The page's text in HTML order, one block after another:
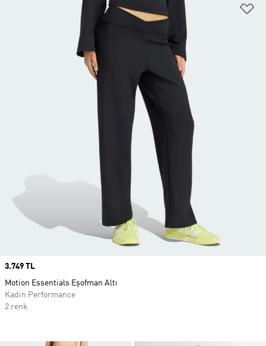
Price
3.749 TL
Motion Essentials Eşofman Altı
Kadın Performance
2 renk